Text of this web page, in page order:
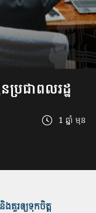
រជាពលរដ្ឋ
1 ឆ្នាំ មុន
គួរឲ្យទុកចិត្ត